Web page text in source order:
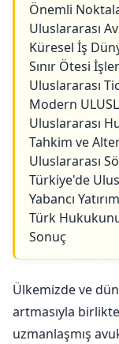
Önemli
Uluslararası
Küresel İş
Sınır Ötesi
Uluslararası
Modern
Uluslararası
Tahkim ve
Uluslararası
Türkiye'de
Yabancı
Türk
Sonuç
Ülkemizde ve
artmasıyla
uzmanlaşmış